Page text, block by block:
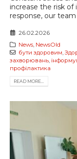
increase the risk
response, our team
26.02.2026
News, NewsOld
бути здоровим,
захворювань,
профілактика
READ MORE...